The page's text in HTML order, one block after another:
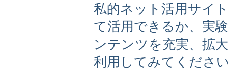
私的ネット活用サイ
て活用できるか、実
ンテンツを充実、拡
利用してみてくださ